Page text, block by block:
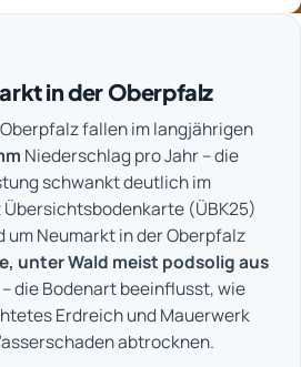
in der Oberpfalz
fallen im langjährigen
Niederschlag pro Jahr – die
schwankt deutlich im
(ÜBK25)
um Neumarkt in der Oberpfalz
unter Wald meist podsolig aus
– die Bodenart beeinflusst, wie
Erdreich und Mauerwerk
abtrocknen.